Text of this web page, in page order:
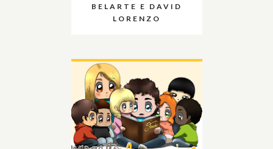
BELARTE E DAVID
LORENZO